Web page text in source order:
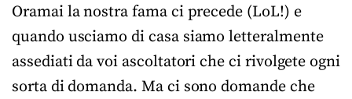
Oramai la nostra fama ci precede (LoL!) e
quando usciamo di casa siamo letteralmente
assediati da voi ascoltatori che ci rivolgete ogni
sorta di domanda. Ma ci sono domande che